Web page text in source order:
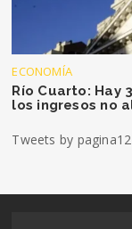
ECONOMÍA
Río Cuarto: Hay
los ingresos no
Tweets by pagina12